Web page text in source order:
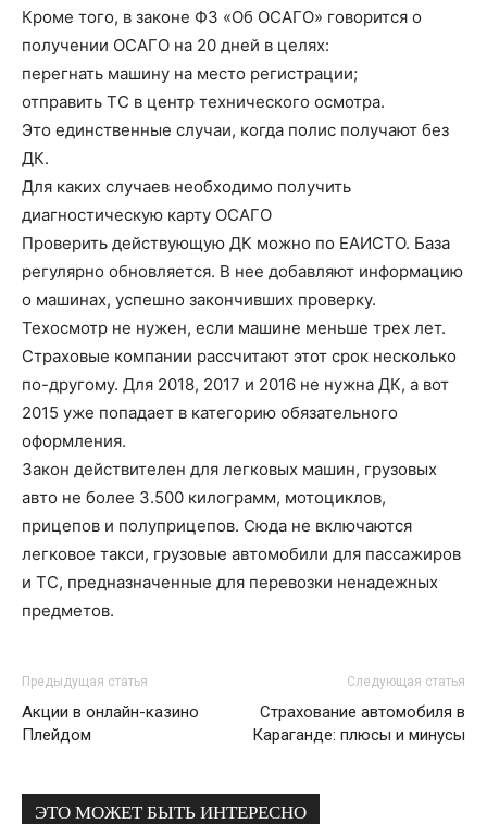
Кроме того, в законе ФЗ «Об ОСАГО» говорится о
получении ОСАГО на 20 дней в целях:
перегнать машину на место регистрации;
отправить ТС в центр технического осмотра.
Это единственные случаи, когда полис получают без
ДК.
Для каких случаев необходимо получить
диагностическую карту ОСАГО
Проверить действующую ДК можно по ЕАИСТО. База
регулярно обновляется. В нее добавляют информацию
о машинах, успешно закончивших проверку.
Техосмотр не нужен, если машине меньше трех лет.
Страховые компании рассчитают этот срок несколько
по-другому. Для 2018, 2017 и 2016 не нужна ДК, а вот
2015 уже попадает в категорию обязательного
оформления.
Закон действителен для легковых машин, грузовых
авто не более 3.500 килограмм, мотоциклов,
прицепов и полуприцепов. Сюда не включаются
легковое такси, грузовые автомобили для пассажиров
и ТС, предназначенные для перевозки ненадежных
предметов.
Предыдущая статья
Акции в онлайн-казино
Плейдом
Следующая статья
Страхование автомобиля в
Караганде: плюсы и минусы
ЭТО МОЖЕТ БЫТЬ ИНТЕРЕСНО